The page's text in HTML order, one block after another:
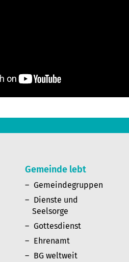
Gemeinde lebt
Gemeindegruppen
Dienste und
Seelsorge
Gottesdienst
Ehrenamt
BG weltweit